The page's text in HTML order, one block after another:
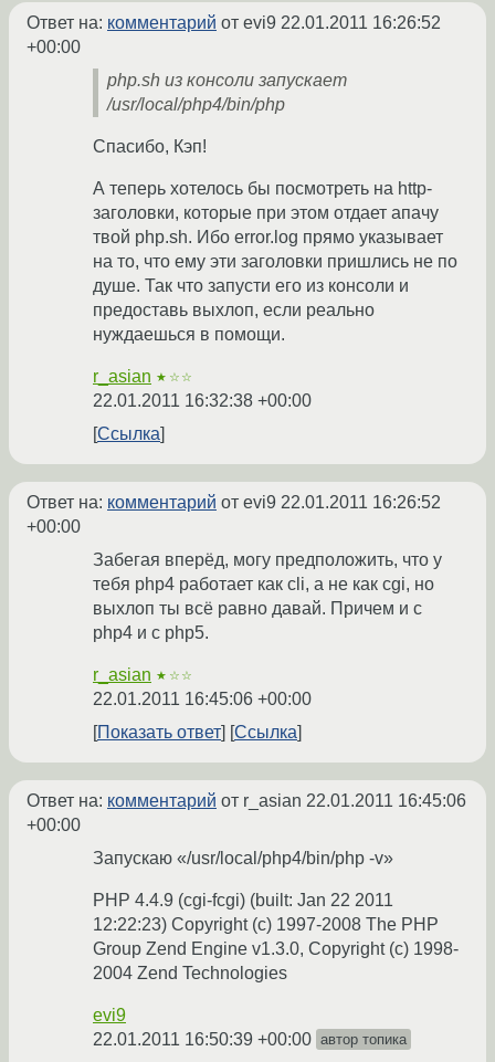
Ответ на: комментарий от evi9 22.01.2011 16:26:52
+00:00
php.sh из консоли запускает
/usr/local/php4/bin/php
Спасибо, Кэп!
А теперь хотелось бы посмотреть на http-
заголовки, которые при этом отдает апачу
твой php.sh. Ибо error.log прямо указывает
на то, что ему эти заголовки пришлись не по
душе. Так что запусти его из консоли и
предоставь выхлоп, если реально
нуждаешься в помощи.
r_asian ★☆☆
22.01.2011 16:32:38 +00:00
Ссылка
Ответ на: комментарий от evi9 22.01.2011 16:26:52
+00:00
Забегая вперёд, могу предположить, что у
тебя php4 работает как cli, а не как cgi, но
выхлоп ты всё равно давай. Причем и с
php4 и c php5.
r_asian ★☆☆
22.01.2011 16:45:06 +00:00
Показать ответ
Ссылка
Ответ на: комментарий от r_asian 22.01.2011 16:45:06
+00:00
Запускаю «/usr/local/php4/bin/php -v»
PHP 4.4.9 (cgi-fcgi) (built: Jan 22 2011
12:22:23) Copyright (c) 1997-2008 The PHP
Group Zend Engine v1.3.0, Copyright (c) 1998-
2004 Zend Technologies
evi9
22.01.2011 16:50:39 +00:00 автор топика